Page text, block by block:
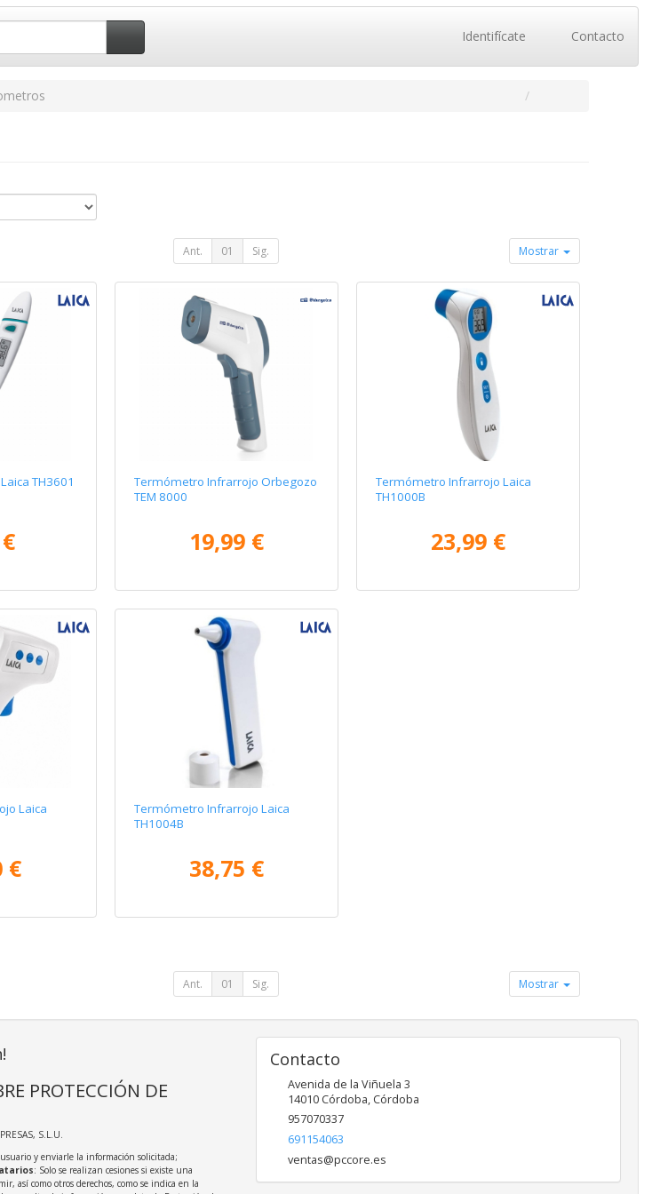
Identifícate Contacto
Ant. 01 Sig. Mostrar
TH3601
Termómetro Infrarrojo Orbegozo
TEM 8000
19,99 €
Termómetro Infrarrojo Laica
TH1000B
23,99 €
Laica
€
Termómetro Infrarrojo Laica
TH1004B
38,75 €
Ant. 01 Sig. Mostrar
PROTECCIÓN DE
S.L.U.
y enviarle la información solicitada;
: Solo se realizan cesiones si existe una
así como otros derechos, como se indica en la
Contacto
Avenida de la Viñuela 3
14010 Córdoba, Córdoba
957070337
691154063
ventas@pccore.es